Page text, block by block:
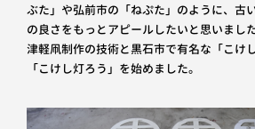
ぶた」や弘前市の「ねぷた」のように、古
の良さをもっとアピールしたいと思いまし
津軽凧制作の技術と黒石市で有名な「こけ
「こけし灯ろう」を始めました。